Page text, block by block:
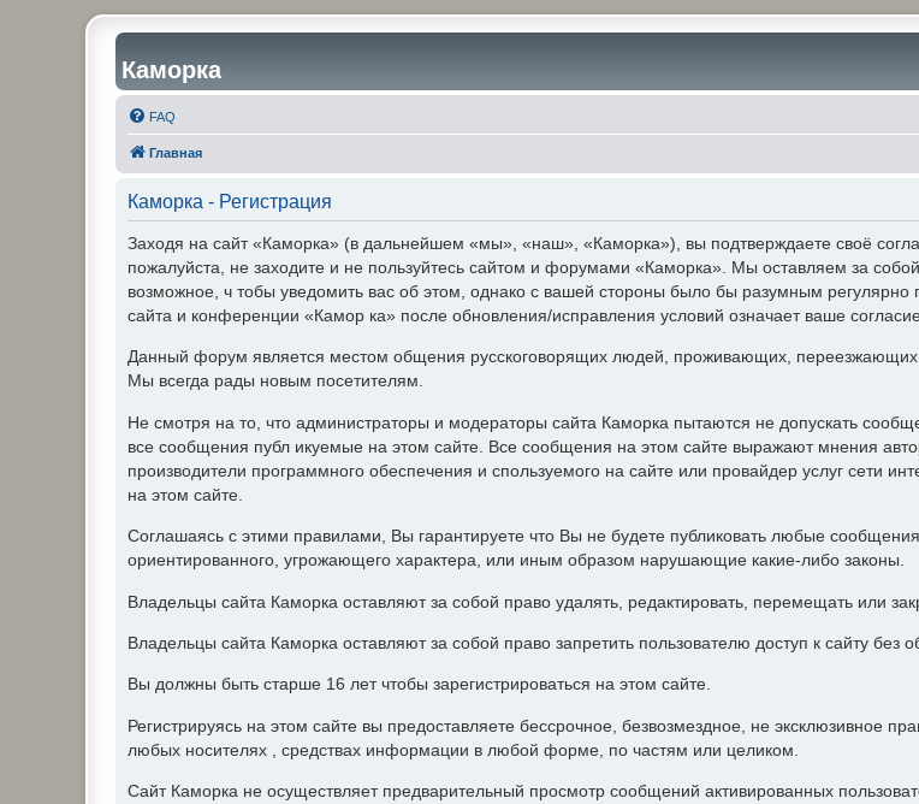
Каморка
FAQ
Главная
Каморка - Регистрация
Заходя на сайт «Каморка» (в дальнейшем «мы», «наш», «Каморка»), вы подтверждаете своё
пожалуйста, не заходите и не пользуйтесь сайтом и форумами «Каморка». Мы оставляем за
возможное, ч тобы уведомить вас об этом, однако с вашей стороны было бы разумным регулярно
сайта и конференции «Камор ка» после обновления/исправления условий означает ваше
Данный форум является местом общения русскоговорящих людей, проживающих,
Мы всегда рады новым посетителям.
Не смотря на то, что администраторы и модераторы сайта Каморка пытаются не допускать
все сообщения публ икуемые на этом сайте. Все сообщения на этом сайте выражают мнения
производители программного обеспечения и спользуемого на сайте или провайдер услуг сети
на этом сайте.
Соглашаясь с этими правилами, Вы гарантируете что Вы не будете публиковать любые
ориентированного, угрожающего характера, или иным образом нарушающие какие-либо законы.
Владельцы сайта Каморка оставляют за собой право удалять, редактировать, перемещать или
Владельцы сайта Каморка оставляют за собой право запретить пользователю доступ к сайту без
Вы должны быть старше 16 лет чтобы зарегистрироваться на этом сайте.
Регистрируясь на этом сайте вы предоставляете бессрочное, безвозмездное, не эксклюзивное
любых носителях , средствах информации в любой форме, по частям или целиком.
Сайт Каморка не осуществляет предварительный просмотр сообщений активированных